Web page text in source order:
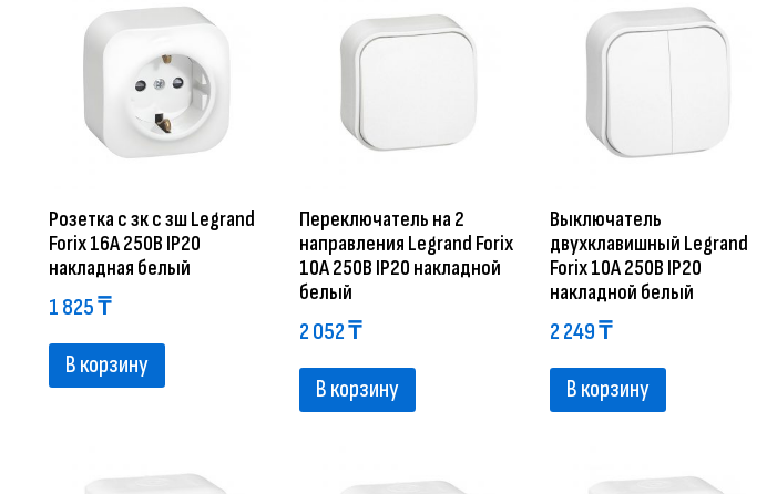
Розетка с зк с зш Legrand
Forix 16A 250В IP20
накладная белый
1 825₸
В корзину
Переключатель на 2
направления Legrand Forix
10A 250В IP20 накладной
белый
2 052₸
В корзину
Выключатель
двухклавишный Legrand
Forix 10A 250В IP20
накладной белый
2 249₸
В корзину